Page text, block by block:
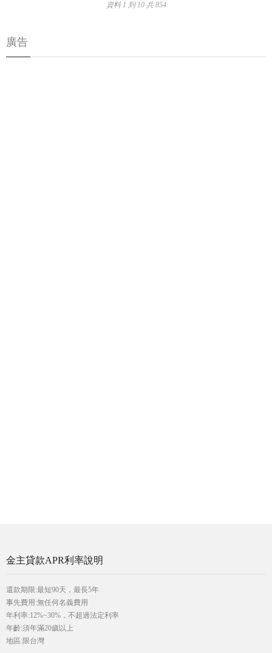
資料 1 到 10 共 854
廣告
金主貸款APR利率說明
還款期限:最短90天，最長5年
事先費用:無任何名義費用
年利率:12%~30%，不超過法定利率
年齡:須年滿20歲以上
地區:限台灣